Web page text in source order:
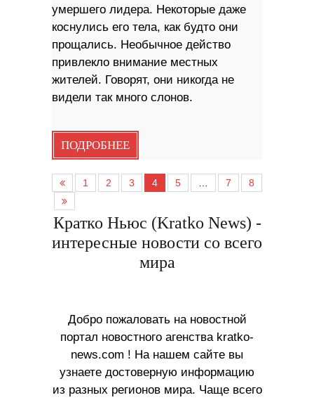
умершего лидера. Некоторые даже
коснулись его тела, как будто они
прощались. Необычное действо
привлекло внимание местных
жителей. Говорят, они никогда не
видели так много слонов.
ПОДРОБНЕЕ
1 2 3 4 5 7 8
Кратко Ньюс (Kratko News) -
интересные новости со всего
мира
Добро пожаловать на новостной
портал новостного агенства kratko-
news.com ! На нашем сайте вы
узнаете достоверную информацию
из разных регионов мира. Чаще всего